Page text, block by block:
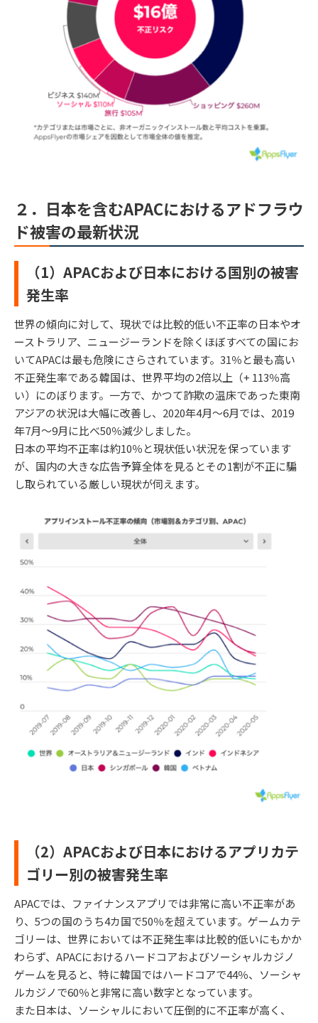
２．日本を含むAPACにおけるアドフラウ
ド被害の最新状況
（1）APACおよび日本における国別の被害
発生率
世界の傾向に対して、現状では比較的低い不正率の日本やオ
ーストラリア、ニュージーランドを除くほぼすべての国にお
いてAPACは最も危険にさらされています。31％と最も高い
不正発生率である韓国は、世界平均の2倍以上（+ 113％高
い）にのぼります。一方で、かつて詐欺の温床であった東南
アジアの状況は大幅に改善し、2020年4月〜6月では、2019
年7月〜9月に比べ50％減少しました。
日本の平均不正率は約10％と現状低い状況を保っています
が、国内の大きな広告予算全体を見るとその1割が不正に騙
し取られている厳しい現状が伺えます。
（2）APACおよび日本におけるアプリカテ
ゴリー別の被害発生率
APACでは、ファイナンスアプリでは非常に高い不正率があ
り、5つの国のうち4カ国で50％を超えています。ゲームカテ
ゴリーは、世界においては不正発生率は比較的低いにもかか
わらず、APACにおけるハードコアおよびソーシャルカジノ
ゲームを見ると、特に韓国ではハードコアで44％、ソーシャ
ルカジノで60％と非常に高い数字となっています。
また日本は、ソーシャルにおいて圧倒的に不正率が高く、